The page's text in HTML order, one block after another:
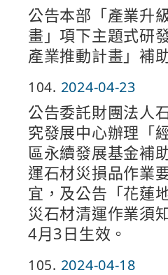
公告本部「產業升
畫」項下主題式研
產業推動計畫」補
104 2024-04-23
公告委託財團法人
究發展中心辦理「
區永續發展基金補
運石材災損品作業
宜，及公告「花蓮
災石材清運作業須
4月3日生效。
105 2024-04-18